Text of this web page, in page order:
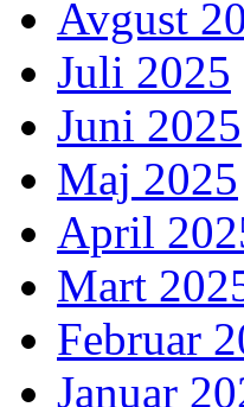
Avgust
Juli 2025
Juni 2025
Maj 2025
April
Mart
Februar
Januar